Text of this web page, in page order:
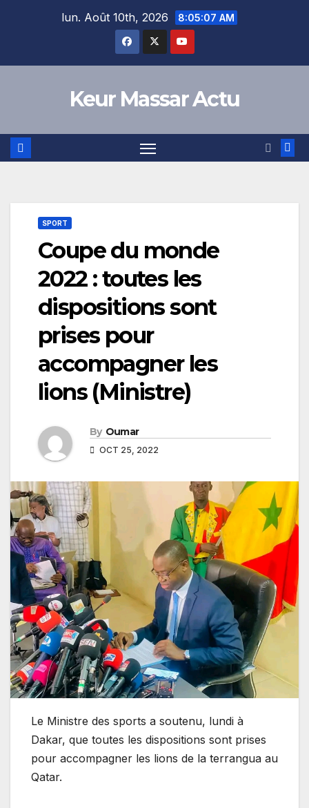
lun. Août 10th, 2026 8:05:07 AM
Keur Massar Actu
SPORT
Coupe du monde
2022 : toutes les
dispositions sont
prises pour
accompagner les
lions (Ministre)
By Oumar
OCT 25, 2022
Le Ministre des sports a soutenu, lundi à
Dakar, que toutes les dispositions sont prises
pour accompagner les lions de la terrangua au
Qatar.